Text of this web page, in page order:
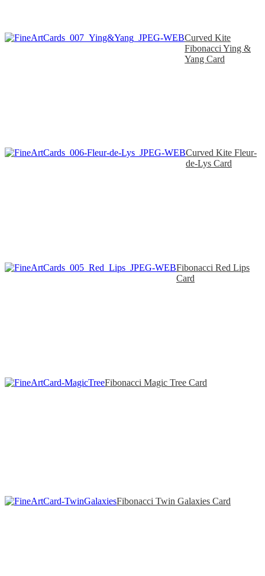
Curved Kite
Fibonacci Ying &
Yang Card
Curved Kite Fleur-
de-Lys Card
Fibonacci Red Lips
Card
Fibonacci Magic Tree Card
Fibonacci Twin Galaxies Card